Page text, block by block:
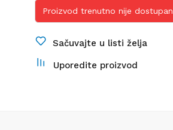
Proizvod trenutno nije dostupan
Sačuvajte u listi želja
Uporedite proizvod